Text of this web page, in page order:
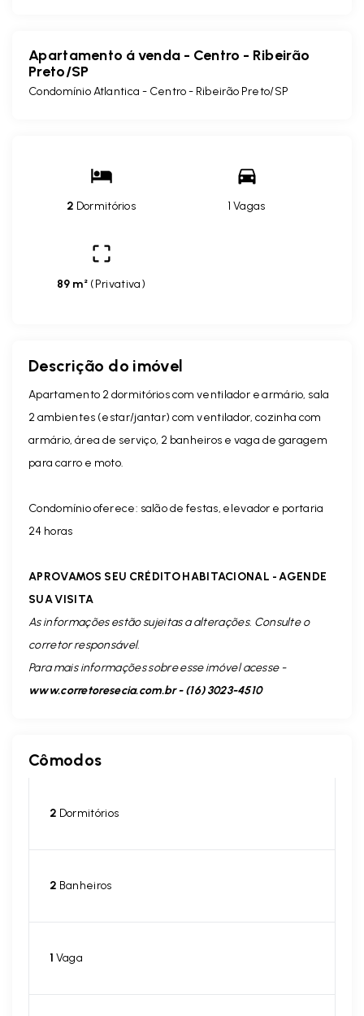
Apartamento á venda - Centro - Ribeirão
Preto/SP
Condomínio Atlantica - Centro - Ribeirão Preto/SP
2 Dormitórios 1 Vagas
89 m² (Privativa)
Descrição do imóvel
Apartamento 2 dormitórios com ventilador e armário, sala
2 ambientes (estar/jantar) com ventilador, cozinha com
armário, área de serviço, 2 banheiros e vaga de garagem
para carro e moto.
Condomínio oferece: salão de festas, elevador e portaria
24 horas
APROVAMOS SEU CRÉDITO HABITACIONAL - AGENDE
SUA VISITA
As informações estão sujeitas a alterações. Consulte o
corretor responsável.
Para mais informações sobre esse imóvel acesse -
www.corretoresecia.com.br - (16) 3023-4510
Cômodos
2 Dormitórios
2 Banheiros
1 Vaga